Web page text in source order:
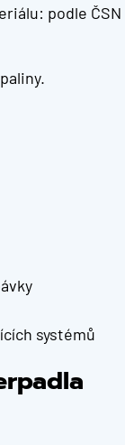
podle ČSN
systémů